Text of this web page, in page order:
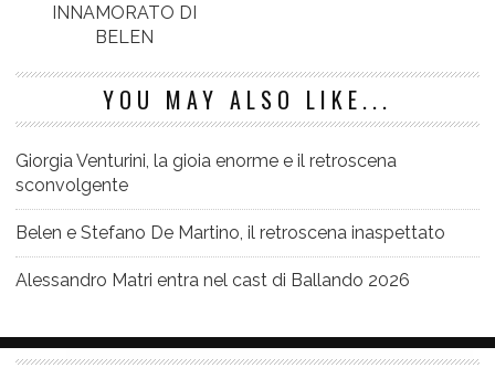
INNAMORATO DI
BELEN
YOU MAY ALSO LIKE...
Giorgia Venturini, la gioia enorme e il retroscena
sconvolgente
Belen e Stefano De Martino, il retroscena inaspettato
Alessandro Matri entra nel cast di Ballando 2026